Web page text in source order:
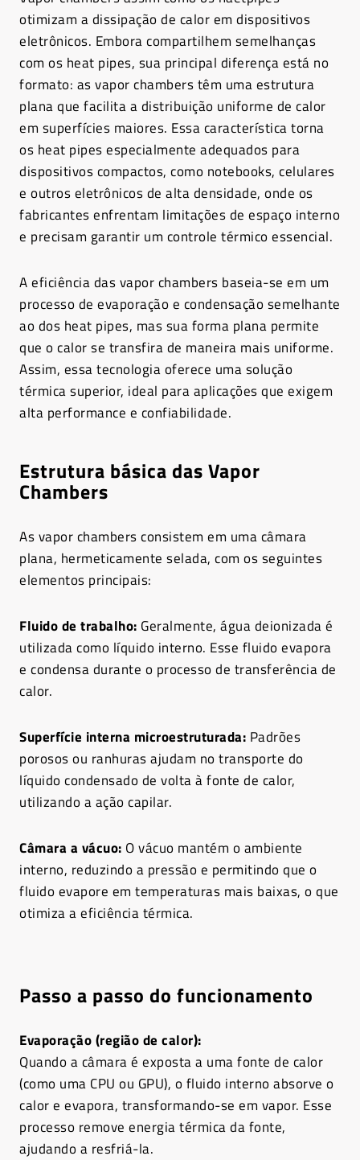
otimizam a dissipação de calor em dispositivos
eletrônicos. Embora compartilhem semelhanças
com os heat pipes, sua principal diferença está no
formato: as vapor chambers têm uma estrutura
plana que facilita a distribuição uniforme de calor
em superfícies maiores. Essa característica torna
os heat pipes especialmente adequados para
dispositivos compactos, como notebooks, celulares
e outros eletrônicos de alta densidade, onde os
fabricantes enfrentam limitações de espaço interno
e precisam garantir um controle térmico essencial.
A eficiência das vapor chambers baseia-se em um
processo de evaporação e condensação semelhante
ao dos heat pipes, mas sua forma plana permite
que o calor se transfira de maneira mais uniforme.
Assim, essa tecnologia oferece uma solução
térmica superior, ideal para aplicações que exigem
alta performance e confiabilidade.
Estrutura básica das Vapor
Chambers
As vapor chambers consistem em uma câmara
plana, hermeticamente selada, com os seguintes
elementos principais:
Fluido de trabalho: Geralmente, água deionizada é
utilizada como líquido interno. Esse fluido evapora
e condensa durante o processo de transferência de
calor.
Superfície interna microestruturada: Padrões
porosos ou ranhuras ajudam no transporte do
líquido condensado de volta à fonte de calor,
utilizando a ação capilar.
Câmara a vácuo: O vácuo mantém o ambiente
interno, reduzindo a pressão e permitindo que o
fluido evapore em temperaturas mais baixas, o que
otimiza a eficiência térmica.
Passo a passo do funcionamento
Evaporação (região de calor):
Quando a câmara é exposta a uma fonte de calor
(como uma CPU ou GPU), o fluido interno absorve o
calor e evapora, transformando-se em vapor. Esse
processo remove energia térmica da fonte,
ajudando a resfriá-la.